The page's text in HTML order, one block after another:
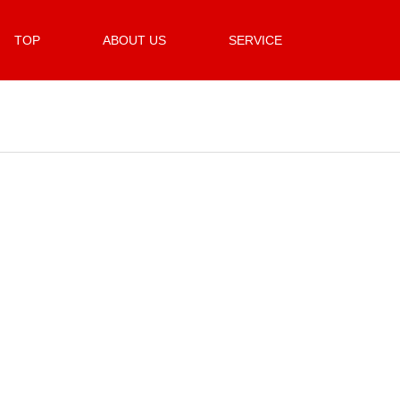
TOP ABOUT US SERVICE